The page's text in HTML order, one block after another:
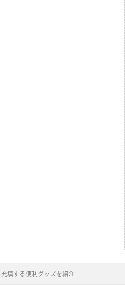
填する便利グッズを紹介